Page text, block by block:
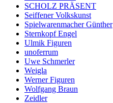
SCHOLZ PRÄSENT
Seiffener Volkskunst
Spielwarenmacher Günther
Sternkopf Engel
Ulmik Figuren
unoferrum
Uwe Schmerler
Weigla
Werner Figuren
Wolfgang Braun
Zeidler